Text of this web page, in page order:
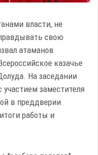
власти, не
свою
атаманов
казачье
На заседании
заместителя
в преддверии
работы и